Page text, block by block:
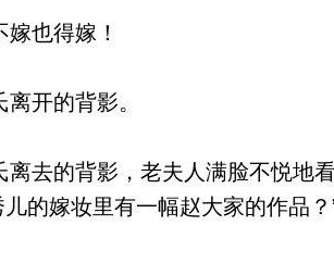
也得嫁！
开的背影。
去的背影，老夫人满脸不悦地
的嫁妆里有一幅赵大家的作品？